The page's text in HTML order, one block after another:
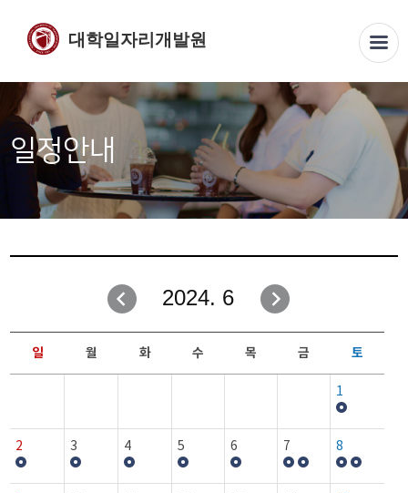
대학일자리개발원
일정안내
2024. 6
일 월 화 수 목 금 토
1
2 3 4 5 6 7 8